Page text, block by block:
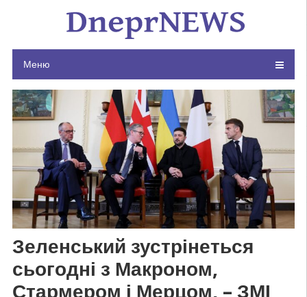
Меню
Зеленський зустрінеться
сьогодні з Макроном,
Стармером і Мерцом, – ЗМІ